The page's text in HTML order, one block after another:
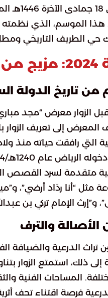
1446هـ الموافق 11 أبريل 2025م.
حي الطريف التاريخي
تاريخ الدولة
موسم الدرعية 2024، استقبل
إلى تعريف الزوار
متقدمة لسرد القصص
“أنا ردّاد أرضي”،
و”إرث الإمام تركي بن
الأصالة والترف
تراث الدرعية والضيافة
القهوة في 6 مقاهٍ مختلفة.
فرصة اقتناء تحف